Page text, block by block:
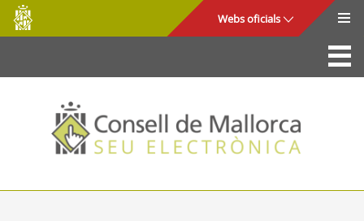
Salta al contingut principal
Consell
de
Mallorca
Webs oficials
La Seu
Consell de Mallorca
Accés i seguretat
Utilitats